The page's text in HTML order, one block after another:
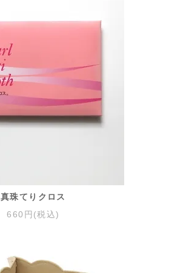
真珠てりクロス
660円(税込)